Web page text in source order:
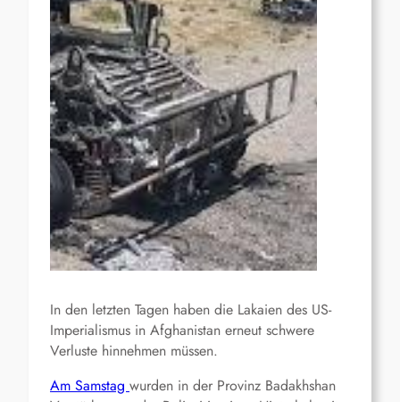
In den letzten Tagen haben die Lakaien des US-
Imperialismus in Afghanistan erneut schwere
Verluste hinnehmen müssen.
Am Samstag wurden in der Provinz Badakhshan